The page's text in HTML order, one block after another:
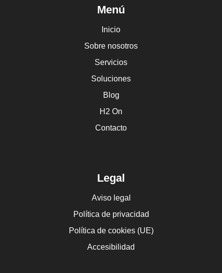
Menú
Inicio
Sobre nosotros
Servicios
Soluciones
Blog
H2 On
Contacto
Legal
Aviso legal
Política de privacidad
Política de cookies (UE)
Accesibilidad